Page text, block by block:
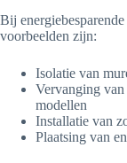
Bij
voorbeelden zijn:
Isolatie van
Vervanging
modellen
Installatie van
Plaatsing van